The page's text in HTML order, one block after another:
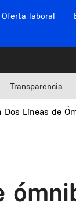
Oferta laboral
Transparencia
Dos Líneas de